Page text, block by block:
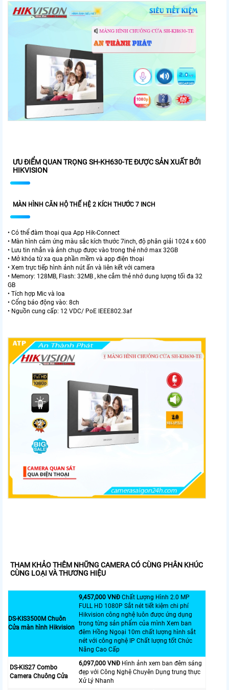
ƯU ĐIỂM QUAN TRỌNG SH-KH630-TE ĐƯỢC SẢN XUẤT BỞI
HIKVISION
MÀN HÌNH CĂN HỘ THẾ HỆ 2 KÍCH THƯỚC 7 INCH
• Có thể đàm thoại qua App Hik-Connect
• Màn hình cảm ứng màu sắc kích thước 7inch, độ phân giải 1024 x 600
• Lưu tin nhắn và ảnh chụp được vào trong thẻ nhớ max 32GB
• Mở khóa từ xa qua phần mềm và app điện thoại
• Xem trực tiếp hình ảnh nút ấn và liên kết với camera
• Memory: 128MB, Flash: 32MB , khe cắm thẻ nhớ dung lượng tối đa 32
GB
• Tích hợp Mic và loa
• Cổng báo động vào: 8ch
• Nguồn cung cấp: 12 VDC/ PoE IEEE802.3af
THAM KHẢO THÊM NHỮNG CAMERA CÓ CÙNG PHÂN KHÚC
CÙNG LOẠI VÀ THƯƠNG HIỆU
DS-KIS3500M Chuôn
Cửa màn hình Hikvision
9,457,000 VNĐ Chất Lượng Hình 2.0 MP
FULL HD 1080P Sắt nét tiết kiệm chi phí
Hikvision công nghệ luôn được ứng dụng
trong từng sản phẩm của mình Xem ban
đêm Hồng Ngoại 10m chất lượng hình sắt
nét với công nghệ IP Chất lượng tốt Chức
Năng Cao Cấp
DS-KIS27 Combo
Camera Chuông Cửa
6,097,000 VNĐ Hình ảnh xem ban đêm sáng
đẹp với Công Nghệ Chuyên Dụng trung thực
Xử Lý Nhanh